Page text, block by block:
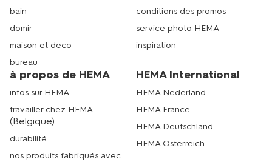
bain
domir
maison et deco
bureau
conditions des promos
service photo HEMA
inspiration
à propos de HEMA
infos sur HEMA
travailler chez HEMA
(Belgique)
durabilité
nos produits fabriqués avec
HEMA International
HEMA Nederland
HEMA France
HEMA Deutschland
HEMA Österreich